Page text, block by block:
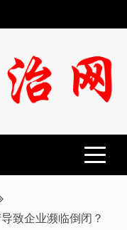
致企业濒临倒闭？